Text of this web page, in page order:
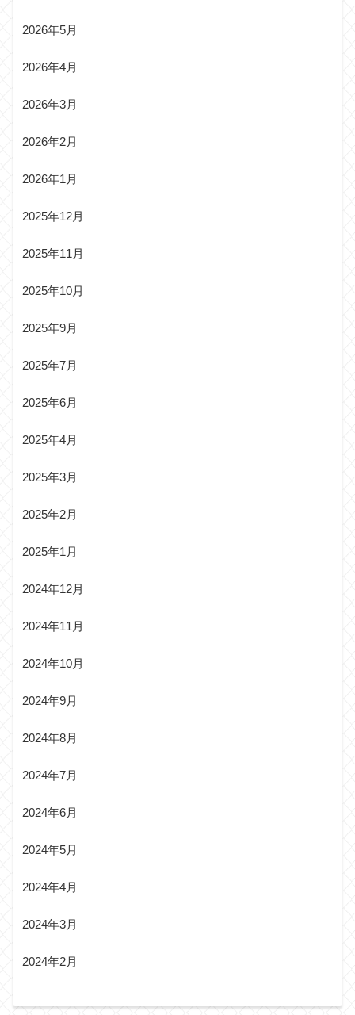
2026年5月
2026年4月
2026年3月
2026年2月
2026年1月
2025年12月
2025年11月
2025年10月
2025年9月
2025年7月
2025年6月
2025年4月
2025年3月
2025年2月
2025年1月
2024年12月
2024年11月
2024年10月
2024年9月
2024年8月
2024年7月
2024年6月
2024年5月
2024年4月
2024年3月
2024年2月